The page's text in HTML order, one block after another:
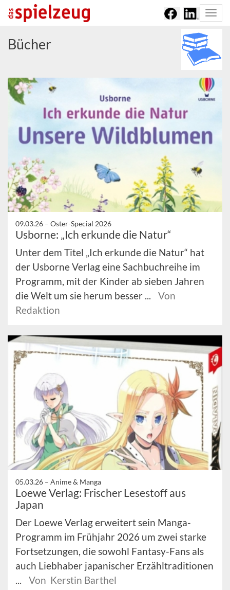
Bücher
09.03.26 – Oster-Special 2026
Usborne: „Ich erkunde die Natur“
Unter dem Titel „Ich erkunde die Natur“ hat
der Usborne Verlag eine Sachbuchreihe im
Programm, mit der Kinder ab sieben Jahren
die Welt um sie herum besser ...
Von
Redaktion
05.03.26 – Anime & Manga
Loewe Verlag: Frischer Lesestoff aus
Japan
Der Loewe Verlag erweitert sein Manga-
Programm im Frühjahr 2026 um zwei starke
Fortsetzungen, die sowohl Fantasy-Fans als
auch Liebhaber japanischer Erzähltraditionen
Von Kerstin Barthel